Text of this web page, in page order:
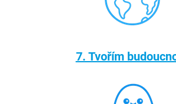
7. Tvořím